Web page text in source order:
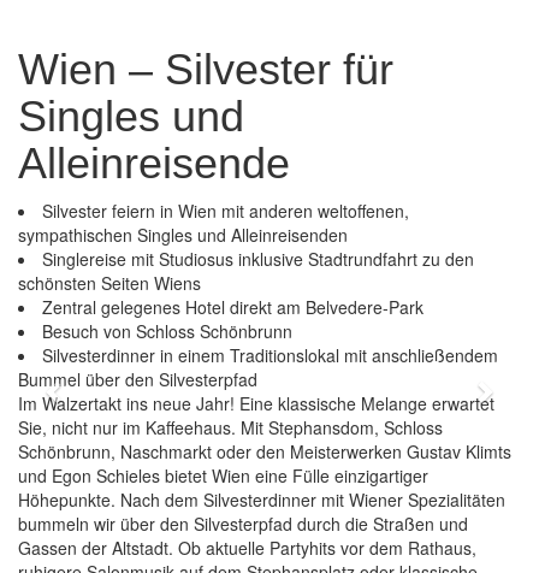
Wien – Silvester für
Singles und
Alleinreisende
Silvester feiern in Wien mit anderen weltoffenen,
sympathischen Singles und Alleinreisenden
Singlereise mit Studiosus inklusive Stadtrundfahrt zu den
schönsten Seiten Wiens
Zentral gelegenes Hotel direkt am Belvedere-Park
Besuch von Schloss Schönbrunn
Silvesterdinner in einem Traditionslokal mit anschließendem
Bummel über den Silvesterpfad
Previous Next
Im Walzertakt ins neue Jahr! Eine klassische Melange erwartet
Sie, nicht nur im Kaffeehaus. Mit Stephansdom, Schloss
Schönbrunn, Naschmarkt oder den Meisterwerken Gustav Klimts
und Egon Schieles bietet Wien eine Fülle einzigartiger
Höhepunkte. Nach dem Silvesterdinner mit Wiener Spezialitäten
bummeln wir über den Silvesterpfad durch die Straßen und
Gassen der Altstadt. Ob aktuelle Partyhits vor dem Rathaus,